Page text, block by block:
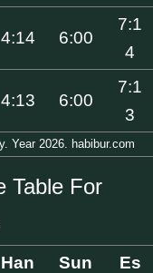
4:14 6:00
7:1
4
4:13 6:00
7:1
3
Year 2026. habibur.com
Table For
Han
Sun
Es